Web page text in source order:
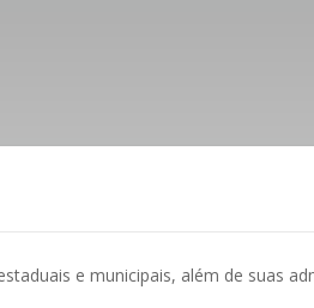
e municipais, além de suas